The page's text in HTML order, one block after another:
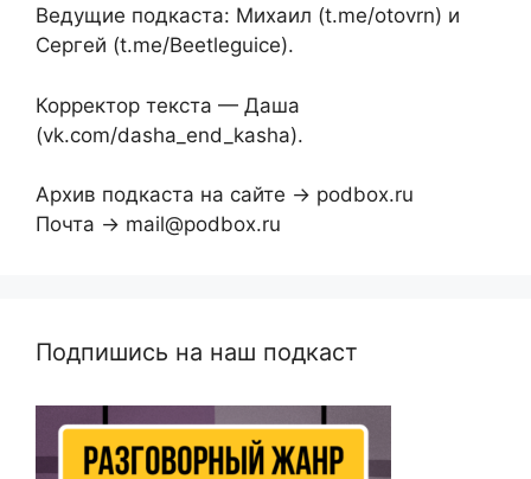
Ведущие подкаста: Михаил (t.me/otovrn) и
Сергей (t.me/Beetleguice).
Корректор текста — Даша
(vk.com/dasha_end_kasha).
Архив подкаста на сайте → podbox.ru
Почта → mail@podbox.ru
Подпишись на наш подкаст